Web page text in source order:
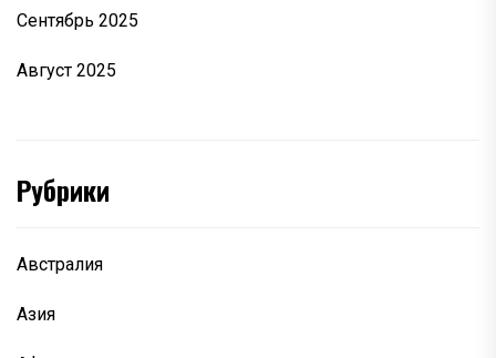
Сентябрь 2025
Август 2025
Рубрики
Австралия
Азия